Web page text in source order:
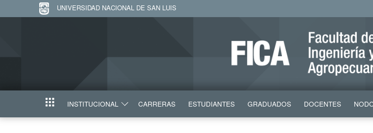
UNIVERSIDAD NACIONAL DE SAN LUIS
INICIO INSTITUCIONAL CARRERAS ESTUDIANTES GRADUADOS DOCENTES